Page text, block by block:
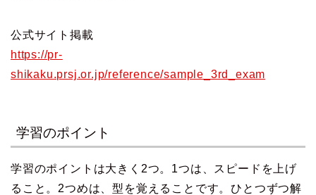
公式サイト掲載
https://pr-
shikaku.prsj.or.jp/reference/sample_3rd_exam
学習のポイント
学習のポイントは大きく2つ。1つは、スピードを上げ
ること。2つめは、型を覚えることです。ひとつずつ解